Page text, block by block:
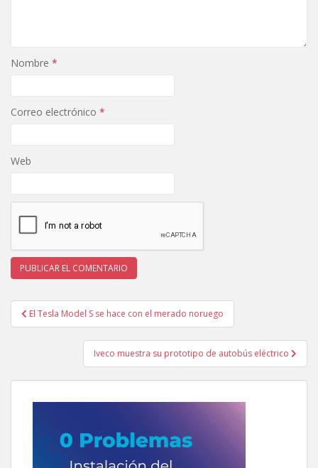
Nombre *
Correo electrónico *
Web
Navegación
de
entradas
El Tesla Model S se hace con el merado noruego
Iveco muestra su prototipo de autobús eléctrico